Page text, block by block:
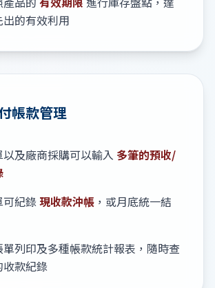
的有效利用
帳款管理
及廠商採購可以輸入 多筆的預收/
可紀錄現收款沖帳 ，或月底統一結
單列印及多種帳款統計報表，隨時查
收款紀錄